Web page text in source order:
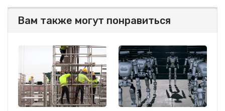
Вам также могут понравиться